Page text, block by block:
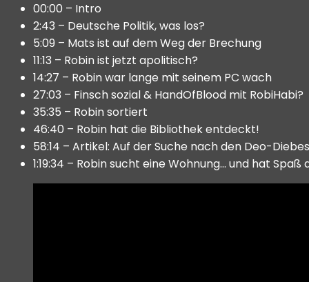
00:00 – Intro
2:43 – Deutsche Politik, was los?
5:09 – Mats ist auf dem Weg der Brechung
11:13 – Robin ist jetzt apolitisch?
14:27 – Robin war lange mit seinem PC wach
27:03 – Finsch sozial & HandOfBlood mit RobiHabi?
35:35 – Robin sortiert
46:40 – Robin hat die Bibliothek entdeckt!
58:14 – Artikel: Auf der Suche nach den Deo-
1:19:34 – Robin sucht eine Wohnung… und hat Spaß